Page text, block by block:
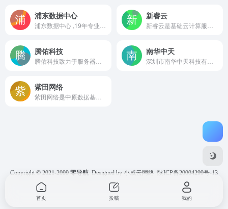
浦东数据中心 新睿云
腾佑科技 南华中天
紫田网络
Copyright © 2021-2099 零导航 Designed by 小威云网络 陕ICP备20004299号-13
首页 投稿 我的